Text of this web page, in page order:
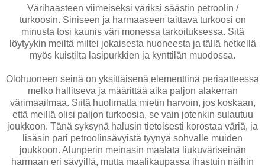
Värihaasteen viimeiseksi väriksi säästin petroolin /
turkoosin. Siniseen ja harmaaseen taittava turkoosi on
minusta tosi kaunis väri monessa tarkoituksessa. Sitä
löytyykin meiltä miltei jokaisesta huoneesta ja tällä hetkellä
myös kuistilta lasipurkkien ja kynttilän muodossa.
Olohuoneen seinä on yksittäisenä elementtinä periaatteessa
melko hallitseva ja määrittää aika paljon alakerran
värimaailmaa. Siitä huolimatta mietin harvoin, jos koskaan,
että meillä olisi paljon turkoosia, se vain jotenkin sulautuu
joukkoon. Tänä syksynä halusin tietoisesti korostaa väriä, ja
lisäsin pari petroolinsävyistä tyynyä sohvalle muiden
joukkoon. Alunperin meinasin maalata liukuväriseinän
harmaan eri sävyillä, mutta maalikaupassa ihastuin näihin